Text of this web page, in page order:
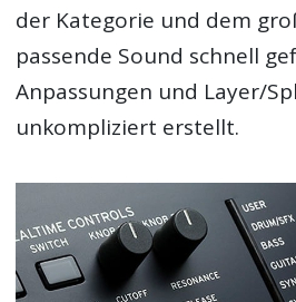
der Kategorie und dem
passende Sound schnell
Anpassungen und Layer/
unkompliziert erstellt.